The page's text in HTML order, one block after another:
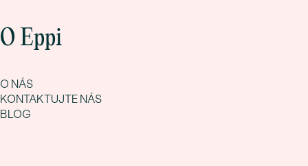
O Eppi
O NÁS
KONTAKTUJTE NÁS
BLOG